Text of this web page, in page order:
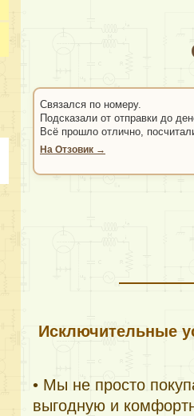
Связался по номеру.
Подсказали от отправки до
Всё прошло отлично,
На Отзовик →
Исключительные
• Мы не просто
выгодную и